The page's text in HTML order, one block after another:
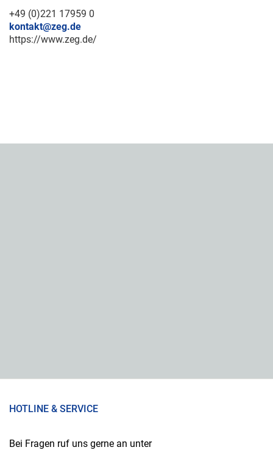
+49 (0)221 17959 0
kontakt@zeg.de
https://www.zeg.de/
HOTLINE & SERVICE
Bei Fragen ruf uns gerne an unter